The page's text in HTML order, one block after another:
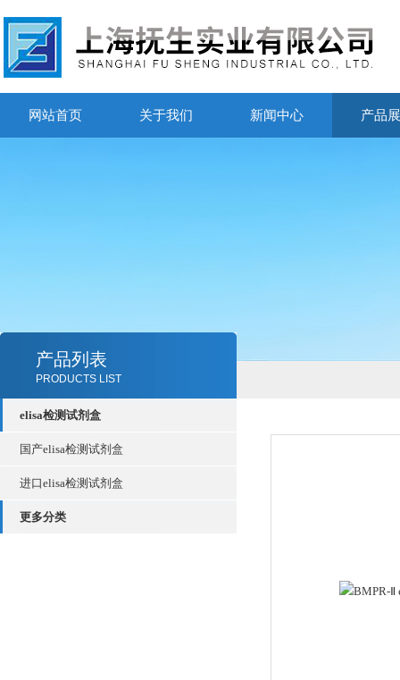
网站首页 关于我们 新闻中心 产品
产品列表
PRODUCTS LIST
elisa检测试剂盒
国产elisa检测试剂盒
进口elisa检测试剂盒
更多分类